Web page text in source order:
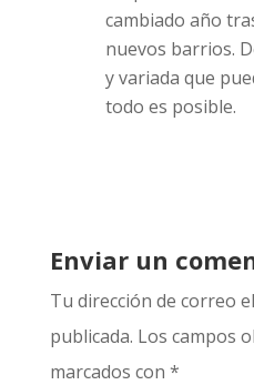
cambiado año
nuevos barrios.
y variada que
todo es posible.
Enviar un
Tu dirección de correo
publicada. Los campos
marcados con *